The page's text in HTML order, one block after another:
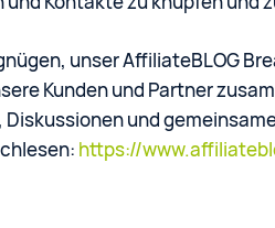
unser AffiliateBLOG
Kunden und Partner
und
https://